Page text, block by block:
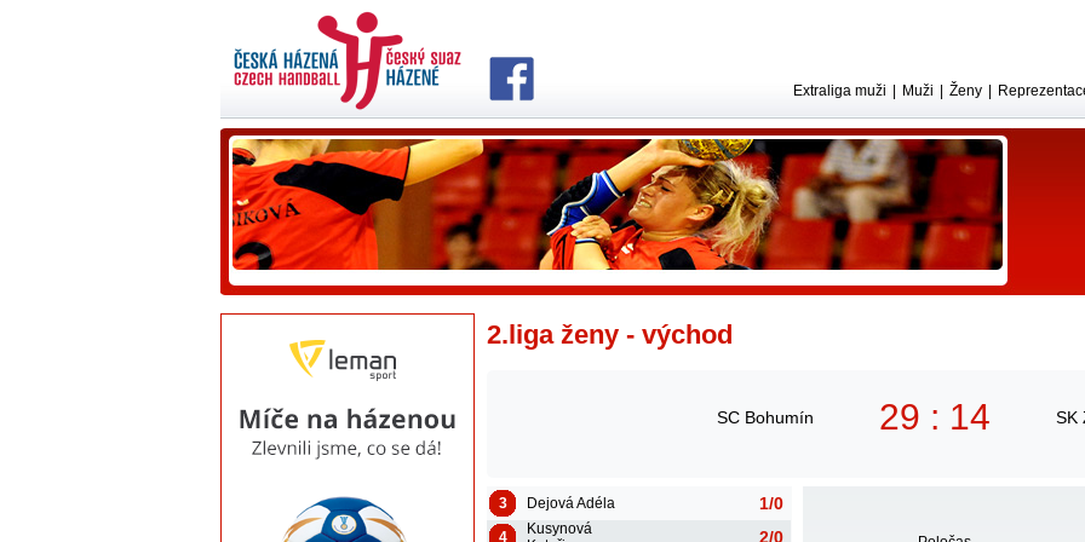
Extraliga muži Muži Ženy
2.liga ženy - východ
SC Bohumín 29 : 14 SK
3 Dejová Adéla 1/0
4
Kusynová
2/0